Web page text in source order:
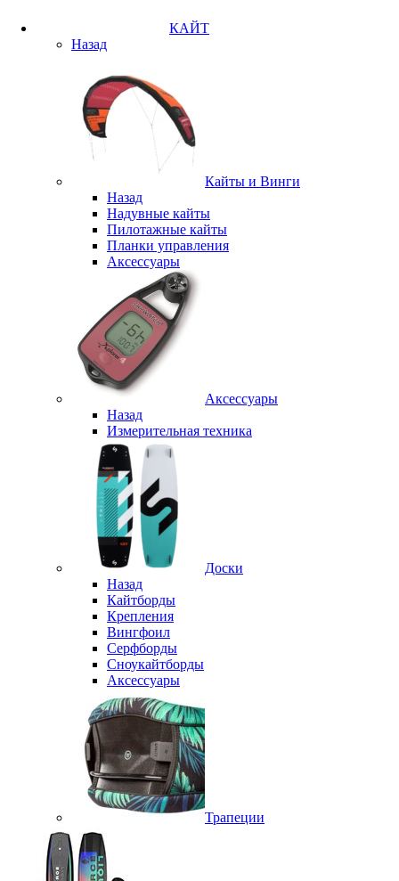
КАЙТ
Назад
Кайты и Винги
Назад
Надувные кайты
Пилотажные кайты
Планки управления
Аксессуары
Аксессуары
Назад
Измерительная техника
Доски
Назад
Кайтборды
Крепления
Вингфоил
Серфборды
Сноукайтборды
Аксессуары
Трапеции